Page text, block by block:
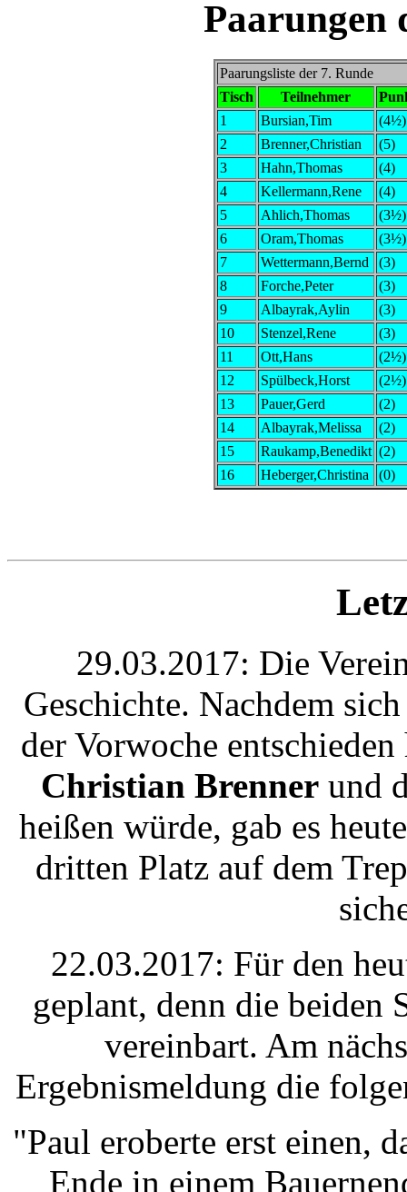
Paarungen
Paarungsliste der 7. Runde
Tisch
Teilnehmer
1
Bursian,Tim
(4½)
2
Brenner,Christian
(5)
3
Hahn,Thomas
(4)
4
Kellermann,Rene
(4)
5
Ahlich,Thomas
(3½)
6
Oram,Thomas
(3½)
7
Wettermann,Bernd
(3)
8
Forche,Peter
(3)
9
Albayrak,Aylin
(3)
10
Stenzel,Rene
(3)
11
Ott,Hans
(2½)
12
Spülbeck,Horst
(2½)
13
Pauer,Gerd
(2)
14
Albayrak,Melissa
(2)
15
Raukamp,Benedikt (2)
16
Heberger,Christina (0)
29.03.2017: Die
Geschichte. Nachdem
der Vorwoche
Christian Brennerund
heißen würde, gab es
dritten Platz auf dem
22.03.2017: Für den
geplant, denn die beiden
vereinbart. Am
Ergebnismeldung die
"Paul eroberte erst einen,
Ende in einem